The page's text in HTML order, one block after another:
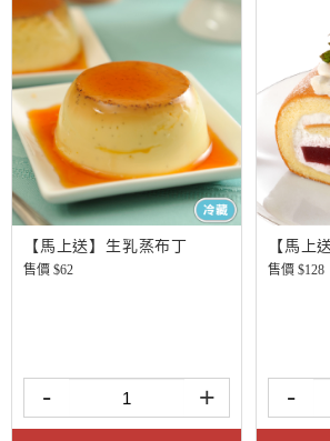
【馬上送】生乳蒸布丁
售價 $62
- +
【馬上
售價 $128
-